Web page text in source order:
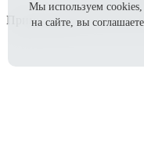
Применение
Мы используем cookies,
на сайте, вы